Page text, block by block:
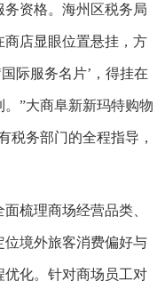
资格。海州区税务局
店显眼位置悬挂，方
际服务名片’，得挂在
”大商阜新新玛特购物
税务部门的全程指导，
梳理商场经营品类、
境外旅客消费偏好与
化。针对商场员工对